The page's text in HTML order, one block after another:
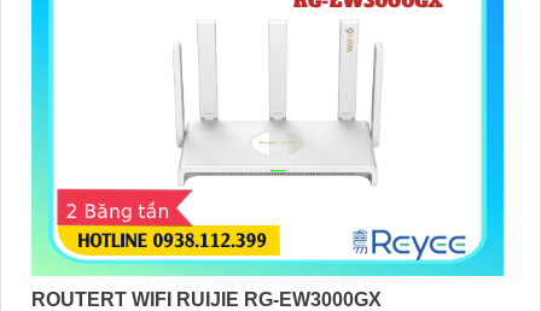
ROUTERT WIFI RUIJIE RG-EW3000GX